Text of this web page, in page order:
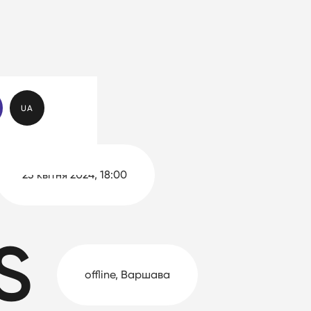
UA
23 квітня 2024, 18:00
offline, Варшава